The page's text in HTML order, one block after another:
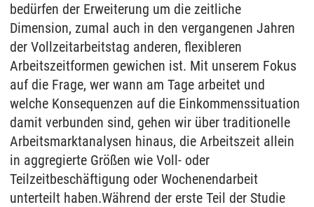
bedürfen der Erweiterung um die zeitliche
Dimension, zumal auch in den vergangenen Jahren
der Vollzeitarbeitstag anderen, flexibleren
Arbeitszeitformen gewichen ist. Mit unserem Fokus
auf die Frage, wer wann am Tage arbeitet und
welche Konsequenzen auf die Einkommenssituation
damit verbunden sind, gehen wir über traditionelle
Arbeitsmarktanalysen hinaus, die Arbeitszeit allein
in aggregierte Größen wie Voll- oder
Teilzeitbeschäftigung oder Wochenendarbeit
unterteilt haben.Während der erste Teil der Studie